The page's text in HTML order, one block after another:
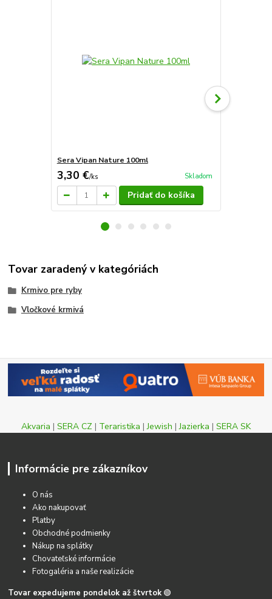
Sera Vipan Nature 100ml
3,30 €/ks Skladom
Pridať do košíka
Tovar zaradený v kategóriách
Krmivo pre ryby
Vločkové krmivá
Akvaria | SERA CZ | Teraristika |Jewish |Jazierka | SERA SK
Informácie pre zákazníkov
O nás
Ako nakupovať
Platby
Obchodné podmienky
Nákup na splátky
Chovateľské informácie
Fotogaléria a naše realizácie
Tovar expedujeme pondelok až štvrtok 🟢